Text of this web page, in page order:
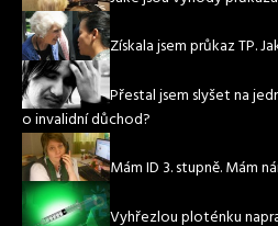
Získala jsem průkaz TP.
Přestal jsem slyšet na
o invalidní důchod?
Mám ID 3. stupně. Mám
Vyhřezlou ploténku